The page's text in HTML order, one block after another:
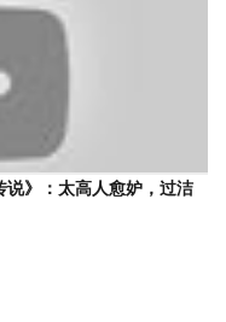
说》：太高人愈妒，过洁